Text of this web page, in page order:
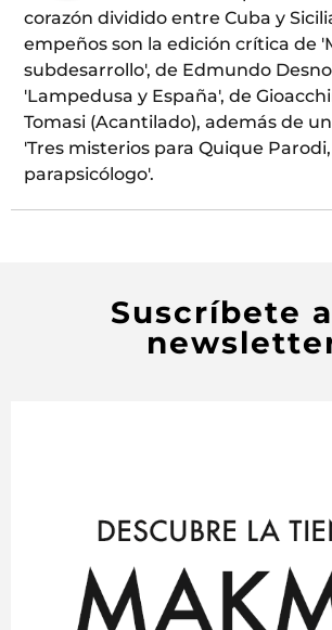
corazón dividido entre Cuba y
empeños son la edición crítica de
subdesarrollo', de Edmundo
'Lampedusa y España', de
Tomasi (Acantilado), además de
'Tres misterios para Quique Parodi,
parapsicólogo'.
Suscríbete